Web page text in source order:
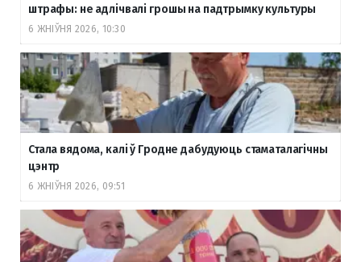
штрафы: не адлічвалі грошы на падтрымку культуры
6 ЖНІЎНЯ 2026, 10:30
Стала вядома, калі ў Гродне дабудуюць стаматалагічны
цэнтр
6 ЖНІЎНЯ 2026, 09:51